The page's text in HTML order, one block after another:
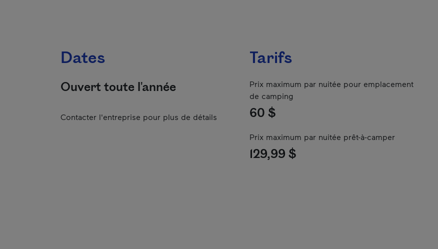
Dates
Ouvert toute l'année
Contacter l'entreprise pour plus de détails
Tarifs
Prix maximum par nuitée pour emplacement
de camping
60 $
Prix maximum par nuitée prêt-à-camper
129,99 $